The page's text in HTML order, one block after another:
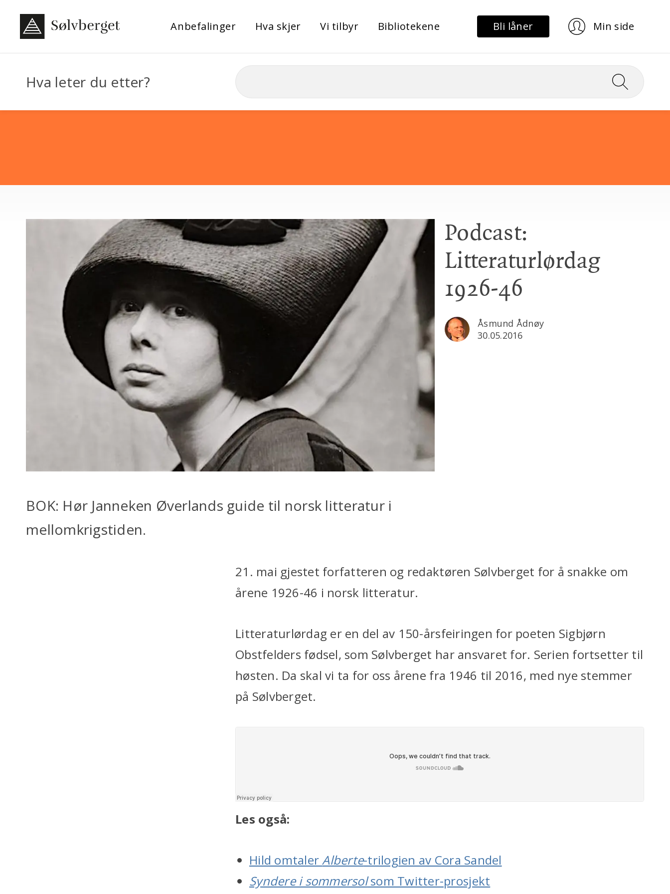
Anbefalinger Hva skjer Vi tilbyr Bibliotekene Bli låner Min side
Hva leter du etter?
Podcast:
Litteraturlørdag
1926-46
Åsmund Ådnøy
30.05.2016
BOK: Hør Janneken Øverlands guide til norsk litteratur i
mellomkrigstiden.
21. mai gjestet forfatteren og redaktøren Sølvberget for å snakke om
årene 1926-46 i norsk litteratur.
Litteraturlørdag er en del av 150-årsfeiringen for poeten Sigbjørn
Obstfelders fødsel, som Sølvberget har ansvaret for. Serien fortsetter til
høsten. Da skal vi ta for oss årene fra 1946 til 2016, med nye stemmer
på Sølvberget.
Les også:
Hild omtalerAlberte-trilogien av Cora Sandel
Syndere i sommersolsom Twitter-prosjekt